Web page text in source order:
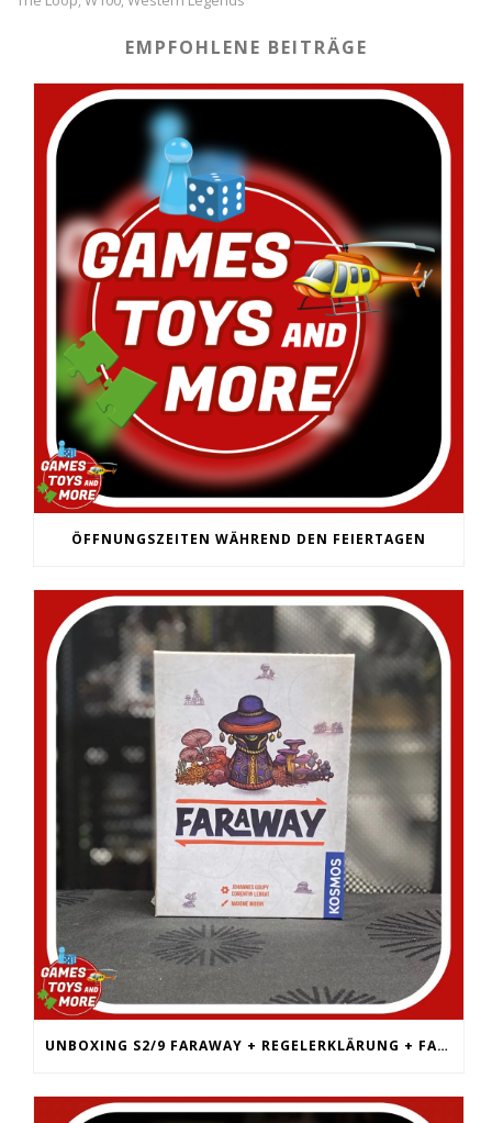
EMPFOHLENE BEITRÄGE
ÖFFNUNGSZEITEN WÄHREND DEN FEIERTAGEN
UNBOXING S2/9 FARAWAY + REGELERKLÄRUNG + FAZIT